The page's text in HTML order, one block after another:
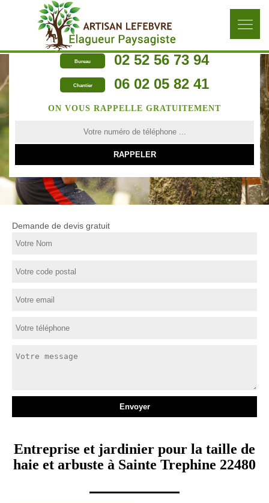
Bureau 02 52 56 73 94
Chantier 06 02 05 82 41
ON VOUS RAPPELLE GRATUITEMENT
Demande de devis gratuit
Entreprise et jardinier pour la taille de
haie et arbuste à Sainte Trephine 22480